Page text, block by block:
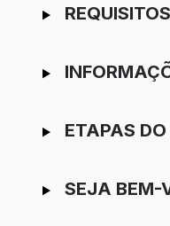
ETAPAS
SEJA BEM-